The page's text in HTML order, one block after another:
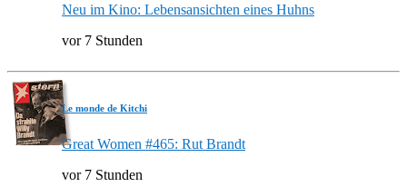
Neu im Kino: Lebensansichten eines Huhns
vor 7 Stunden
Le monde de Kitchi
Great Women #465: Rut Brandt
vor 7 Stunden